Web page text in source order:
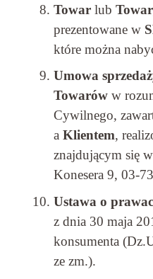
Towar lub
prezentowane w
które można
Umowa
Towarów w
Cywilnego,
a Klientem,
znajdującym się
Konesera 9, 03-
Ustawa o
z dnia 30 maja
konsumenta
ze zm.).